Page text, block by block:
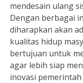
mendesain ulang
Dengan berbagai
diharapkan akan
kualitas hidup
bertujuan untuk
agar lebih siap
inovasi